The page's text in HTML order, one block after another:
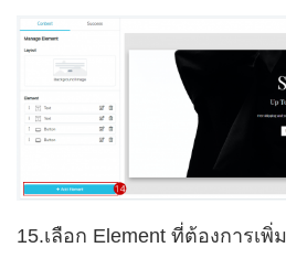
15.เลือก Element ที่ต้องการเพิ่ม